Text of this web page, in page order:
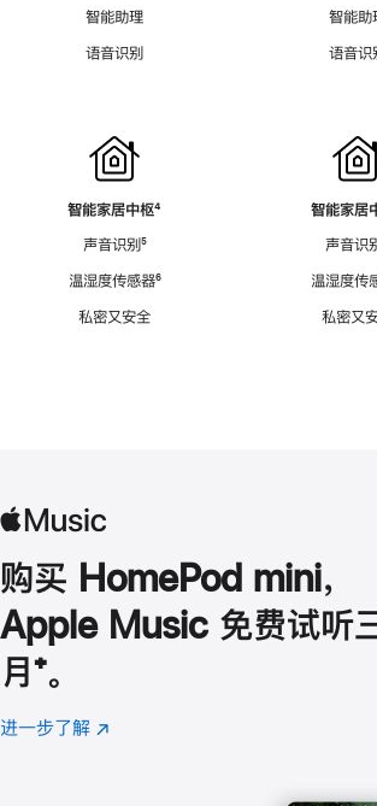
智能助理
语音识别
智能家居中枢脚
⁴
声音识别脚
⁵
温湿度传感器脚
⁶
私密又安全
智能助
语音识
智能家居
声音识
温湿度传
私密又
购买 HomePod mini，
Apple Music 免费试听
月 脚
注
⁺。
进一步了解 Apple
(在